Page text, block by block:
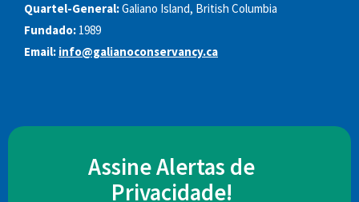
Quartel-General:Galiano Island, British Columbia
Fundado: 1989
Email: info@galianoconservancy.ca
Assine Alertas de
Privacidade!